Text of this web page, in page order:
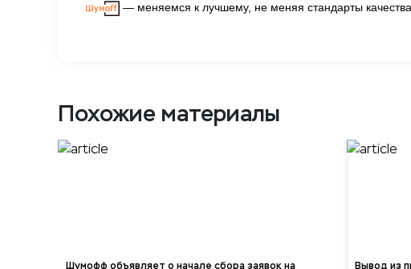
— меняемся к лучшему, не меняя стандарты качества.
Похожие материалы
Шумофф объявляет о начале сбора заявок на Вывод из